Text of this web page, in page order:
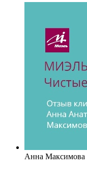
Анна Максимова